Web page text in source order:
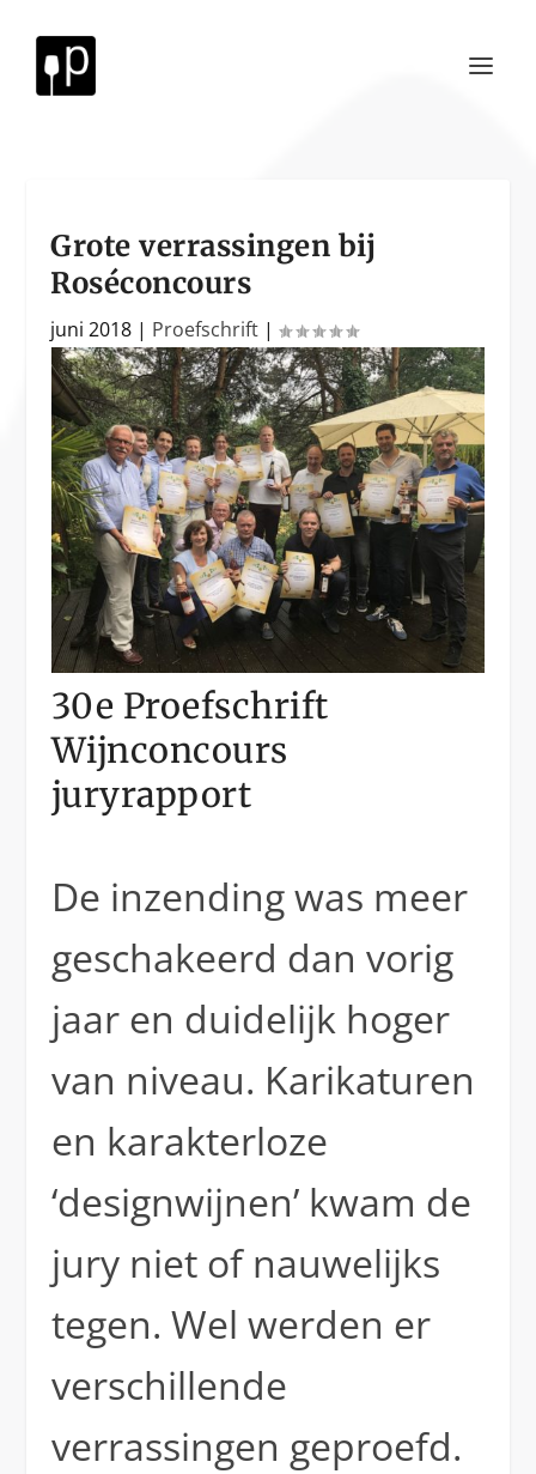
Grote verrassingen bij
Roséconcours
juni 2018 | Proefschrift |
30e Proefschrift
Wijnconcours
juryrapport
De inzending was meer
geschakeerd dan vorig
jaar en duidelijk hoger
van niveau. Karikaturen
en karakterloze
‘designwijnen’ kwam de
jury niet of nauwelijks
tegen. Wel werden er
verschillende
verrassingen geproefd.